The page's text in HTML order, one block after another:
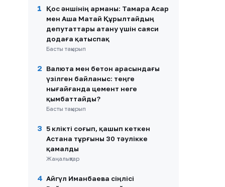
пациенттің жолын қысқарта
ала ма?
10
Сандуғаш Стамғазиева
сахнаға оралып,
жандандыратынын айтты
1
Қос әншінің арманы: Тамара Асар
мен Аша Матай Құрылтайдың
депутаттары атану үшін саяси
додаға қатыспақ
Басты тақырып
2
Валюта мен бетон арасындағы
үзілген байланыс: теңге
нығайғанда цемент неге
қымбаттайды?
Басты тақырып
3
5 көлікті соғып, қашып кеткен
Астана тұрғыны 30 тәулікке
қамалды
Жаңалықтар
4 Айгүл Иманбаева сіңлісі